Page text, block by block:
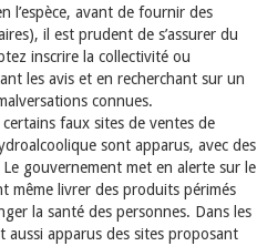
l’espèce, avant de fournir des
il est prudent de s’assurer du
inscrire la collectivité ou
les avis et en recherchant sur un
connues.
faux sites de ventes de
sont apparus, avec des
gouvernement met en alerte sur le
même livrer des produits périmés
la santé des personnes. Dans les
apparus des sites proposant